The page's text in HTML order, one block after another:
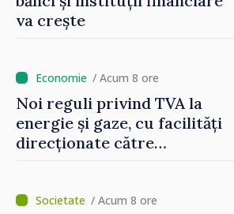
va crește
/ Acum 8 ore
Noi reguli privind TVA la
energie și gaze, cu facilități
direcționate către
/ Acum 8 ore